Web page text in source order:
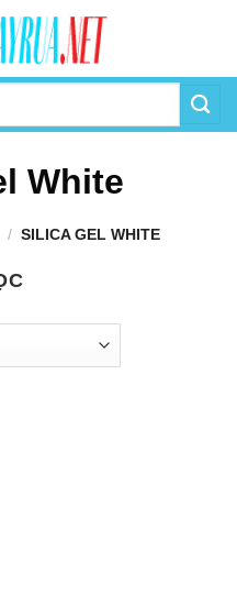
White
/ SILICA GEL WHITE